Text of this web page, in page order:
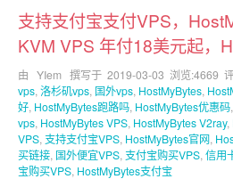
支持支付宝支付VPS，
KVM VPS 年付18美元起，
由 YIem 撰写于 2019-03-03 浏览:4669
vps, 洛杉矶vps, 国外vps, HostMyBytes,
好, HostMyBytes跑路吗, HostMyBytes优惠码,
vps, HostMyBytes VPS, HostMyBytes V2ray,
VPS, 支持支付宝VPS, HostMyBytes官网,
买链接, 国外便宜VPS, 支付宝购买VPS, 信用
宝购买VPS, HostMyBytes支付宝